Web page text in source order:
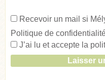
Recevoir un mail si
Politique de
J’ai lu et accepte la